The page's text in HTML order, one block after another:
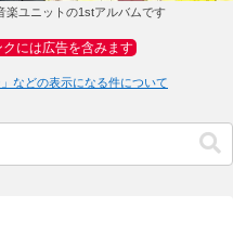
楽ユニットの1stアルバムです
には広告を含みます
などの表示になる件について